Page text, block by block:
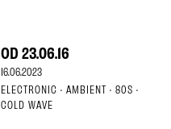
OD 23.06.16
16.06.2023
ELECTRONIC · AMBIENT · 80S ·
COLD WAVE